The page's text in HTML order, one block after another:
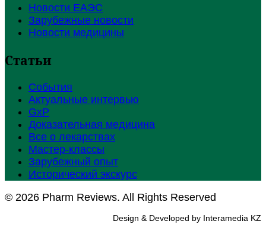
Новости ЕАЭС
Зарубежные новости
Новости медицины
Статьи
События
Актуальные интервью
GxP
Доказательная медицина
Все о лекарствах
Мастер-классы
Зарубежный опыт
Исторический экскурс
© 2026 Pharm Reviews. All Rights Reserved
Design & Developed by Interamedia KZ